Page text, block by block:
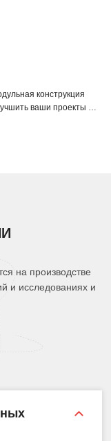
проекты со
Как С-
на производстве
и исследованиях и